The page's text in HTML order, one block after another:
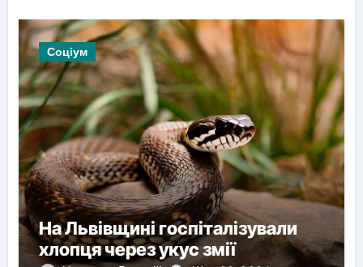
Соціум
На Львівщині госпіталізували
хлопця через укус змії